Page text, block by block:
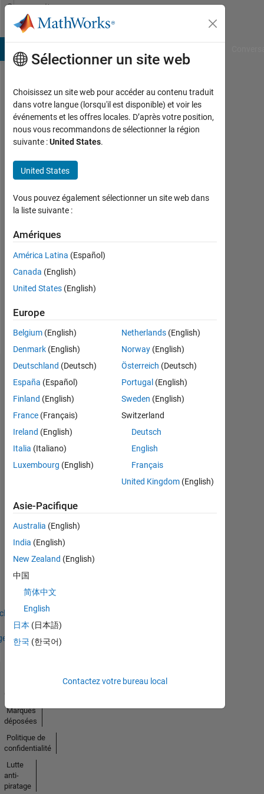
Passer au contenu
Community
Profile
matlab
user
guy
Actif
depuis
Followers:
Following:
matlab
guy's
Badges
MATLAB
AnswersTout
Thankful Level 1
20 Jul 2017
Sélectionner un site web
Choisissez un site web pour accéder au contenu traduit
dans votre langue (lorsqu'il est disponible) et voir les
événements et les offres locales. D’après votre position,
nous vous recommandons de sélectionner la région
suivante :United States.
United States
Vous pouvez également sélectionner un site web dans
la liste suivante :
Amériques
América Latina (Español)
Canada (English)
United States (English)
Europe
Belgium (English)
Denmark (English)
Deutschland (Deutsch)
España (Español)
Finland (English)
France (Français)
Ireland (English)
Italia (Italiano)
Luxembourg (English)
Netherlands(English)
Norway(English)
Österreich (Deutsch)
Portugal (English)
Sweden (English)
Switzerland
Deutsch
English
Français
United Kingdom(English)
Asie-Pacifique
Australia (English)
India (English)
New Zealand (English)
中国
简体中文
English
日本 (日本語)
한국 (한국어)
Contactez votre bureau local
Marques
déposées
Politique de
confidentialité
Lutte
anti-
piratage